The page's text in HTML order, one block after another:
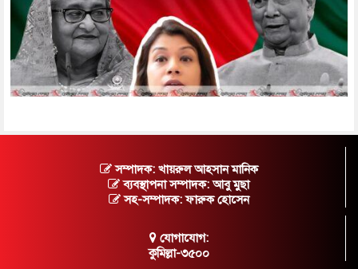
সম্পাদক: খায়রুল আহসান মানিক
ব্যবস্থাপনা সম্পাদক: আবু মুছা
সহ-সম্পাদক: ফারুক হোসেন
যোগাযোগ:
কুমিল্লা-৩৫০০